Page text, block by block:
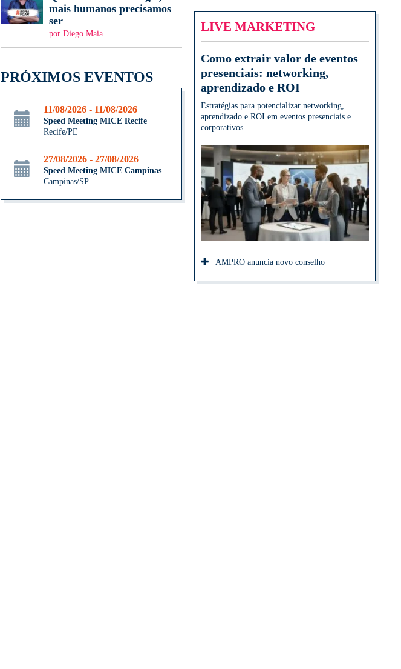
mais humanos precisamos
ser
por Diego Maia
PRÓXIMOS EVENTOS
11/08/2026 - 11/08/2026
Speed Meeting MICE Recife
Recife/PE
27/08/2026 - 27/08/2026
Speed Meeting MICE Campinas
Campinas/SP
LIVE MARKETING
Como extrair valor de eventos
presenciais: networking,
aprendizado e ROI
Estratégias para potencializar networking,
aprendizado e ROI em eventos presenciais e
corporativos.
AMPRO anuncia novo conselho